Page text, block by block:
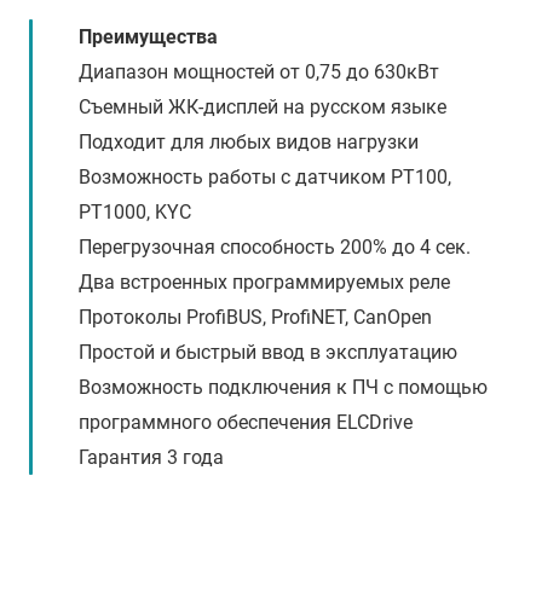
Преимущества
Диапазон мощностей от 0,75 до 630кВт
Съемный ЖК-дисплей на русском языке
Подходит для любых видов нагрузки
Возможность работы с датчиком PT100,
PT1000, KYC
Перегрузочная способность 200% до 4 сек.
Два встроенных программируемых реле
Протоколы ProfiBUS, ProfiNET, CanOpen
Простой и быстрый ввод в эксплуатацию
Возможность подключения к ПЧ с помощью
программного обеспечения ELCDrive
Гарантия 3 года